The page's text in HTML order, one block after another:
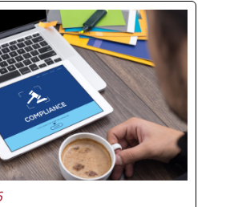
que ocupan puestos de
personas que lideran.
no está en el cargo ni en
sino en un conjunto de
que se pueden
y medir. Si te
separa a un directivo...